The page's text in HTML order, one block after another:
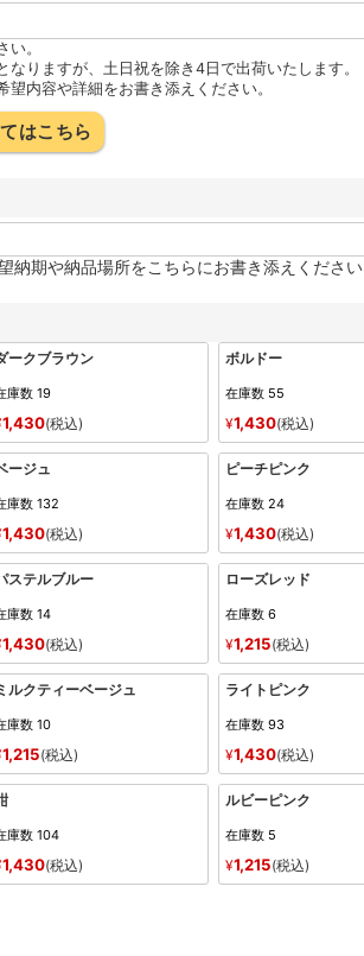
。
なりますが、土日祝を除き4日で出荷いたします。
内容や詳細をお書き添えください。
はこちら
納期や納品場所をこちらにお書き添えください
ークブラウン
庫数 19
1,430 税込
ボルドー
在庫数 55
¥1,430 税込
ージュ
庫数 132
1,430 税込
ピーチピンク
在庫数 24
¥1,430 税込
ステルブルー
庫数 14
1,430 税込
ローズレッド
在庫数 6
¥1,215 税込
ルクティーベージュ
庫数 10
1,215 税込
ライトピンク
在庫数 93
¥1,430 税込
庫数 104
1,430 税込
ルビーピンク
在庫数 5
¥1,215 税込